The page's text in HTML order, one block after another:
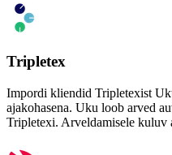
Tripletex
Impordi kliendid Tripletexist
ajakohasena. Uku loob arved
Tripletexi. Arveldamisele kuluv